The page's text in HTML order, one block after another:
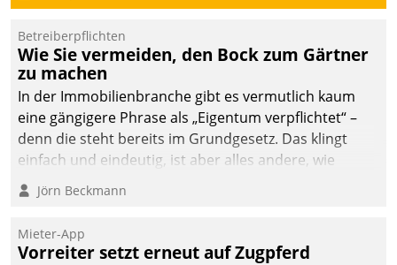
Betreiberpflichten
Wie Sie vermeiden, den Bock zum Gärtner
zu machen
In der Immobilienbranche gibt es vermutlich kaum
eine gängigere Phrase als „Eigentum verpflichtet“ –
denn die steht bereits im Grundgesetz. Das klingt
einfach und eindeutig, ist aber alles andere, wie
Branchenbeschäftigte wissen. Denn mit der
Verantwortung folgen Verpflichtungen.
Jörn Beckmann
Mieter-App
Vorreiter setzt erneut auf Zugpferd